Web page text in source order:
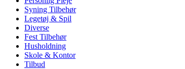
Syning Tilbehør
Legetøj & Spil
Diverse
Fest Tilbehør
Husholdning
Skole & Kontor
Tilbud